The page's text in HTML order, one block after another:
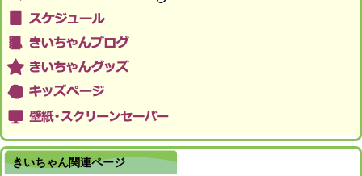
きいちゃん関連ページ